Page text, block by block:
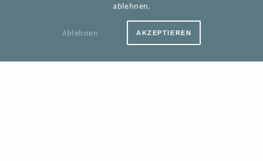
Support FAQ
ablehnen.
Ablehnen AKZEPTIEREN